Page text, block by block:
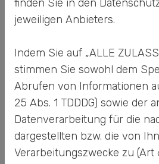
Anwendung
Das Kommissioniersystem
bewegt. Es werden zwei
Mann-zur-Ware-System
Ware-zum-Mann-System
Mann-zur-Ware bedeutet,
Kommissionierer durch die
finden Sie in den
jeweiligen Anbieters.
Indem Sie auf „ALLE
stimmen Sie sowohl dem
Abrufen von Informationen
25 Abs. 1 TDDDG) sowie der
Datenverarbeitung für die
dargestellten bzw. die von
Verarbeitungszwecke zu (Art